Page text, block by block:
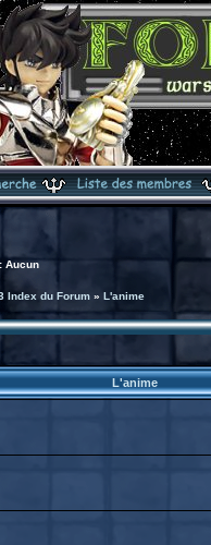
Aucun
Index du Forum» L'anime
L'anime